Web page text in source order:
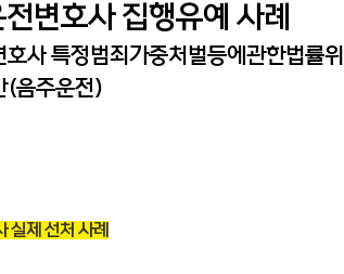
변호사 집행유예 사례
호사 특정범죄가중처벌등에관한법률
(음주운전)
실제 선처 사례